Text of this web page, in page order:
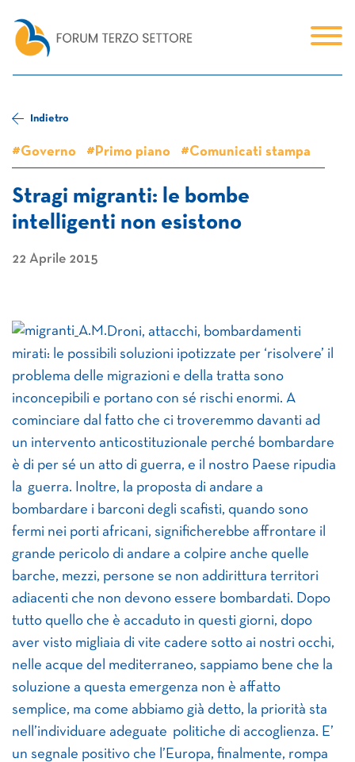
Indietro
#Governo #Primo piano #Comunicati stampa
Stragi migranti: le bombe
intelligenti non esistono
22 Aprile 2015
Droni, attacchi, bombardamenti
mirati: le possibili soluzioni ipotizzate per ‘risolvere’ il
problema delle migrazioni e della tratta sono
inconcepibili e portano con sé rischi enormi. A
cominciare dal fatto che ci troveremmo davanti ad
un intervento anticostituzionale perché bombardare
è di per sé un atto di guerra, e il nostro Paese ripudia
la guerra. Inoltre, la proposta di andare a
bombardare i barconi degli scafisti, quando sono
fermi nei porti africani, significherebbe affrontare il
grande pericolo di andare a colpire anche quelle
barche, mezzi, persone se non addirittura territori
adiacenti che non devono essere bombardati. Dopo
tutto quello che è accaduto in questi giorni, dopo
aver visto migliaia di vite cadere sotto ai nostri occhi,
nelle acque del mediterraneo, sappiamo bene che la
soluzione a questa emergenza non è affatto
semplice, ma come abbiamo già detto, la priorità sta
nell’individuare adeguate politiche di accoglienza. E’
un segnale positivo che l’Europa, finalmente, rompa